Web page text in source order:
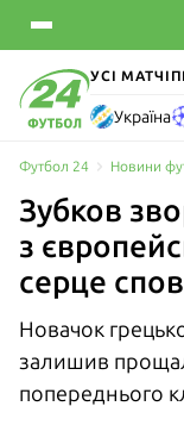
УСІ МАТЧІ
Україна
Футбол 24 Новини
Зубков
з
серце
Новачок
залишив
попереднього